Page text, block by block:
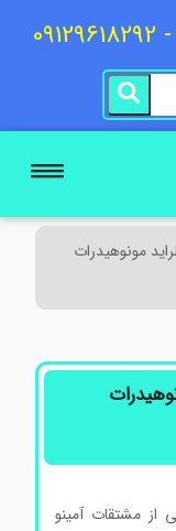
مونوهیدرات
مشتقات آمینو